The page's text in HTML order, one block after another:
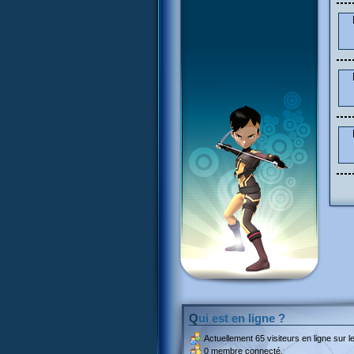
Qui est en ligne ?
Actuellement 65 visiteurs en ligne sur
0 membre connecté.